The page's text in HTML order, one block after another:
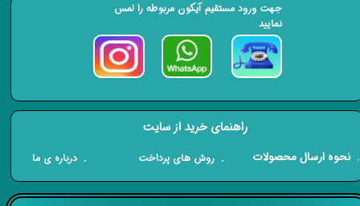
راهنمای خرید از سایت
​. نحوه ارسال محصولات . روش های پرداخت . درباره ی ما
جهت ورود مستقیم آیکون مربوطه را لمس
نمایید